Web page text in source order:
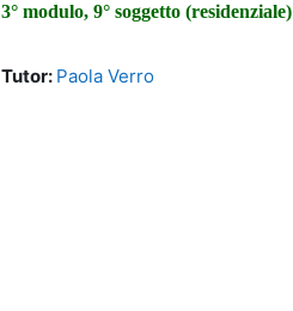
3° modulo, 9° soggetto (residenziale)
Tutor: Paola Verro